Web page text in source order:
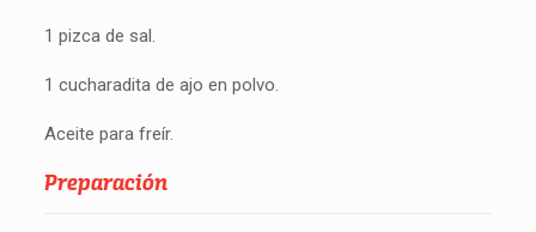
1 pizca de sal.
1 cucharadita de ajo en polvo.
Aceite para freír.
Preparación